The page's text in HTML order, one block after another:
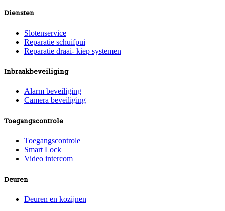
Diensten
Slotenservice
Reparatie schuifpui
Reparatie draai- kiep systemen
Inbraakbeveiliging
Alarm beveiliging
Camera beveiliging
Toegangscontrole
Toegangscontrole
Smart Lock
Video intercom
Deuren
Deuren en kozijnen